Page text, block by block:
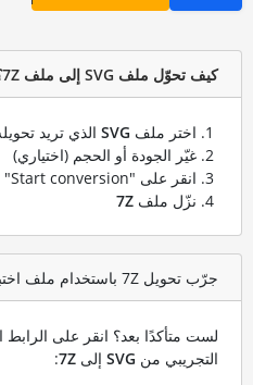
كيف تحوّل ملف SVG إلى ملف 7Z؟
اختر ملف SVGالذي تريد
غيّر الجودة أو الحجم (اختياري)
انقر على "Start conversion" لتحويل ملفك من
نزّل ملف 7Z
جرّب تحويل 7Z باستخدام ملف اختبار SVG
لست متأكدًا بعد؟ انقر على الرابط
التجريبي من SVGإلى 7Z
: